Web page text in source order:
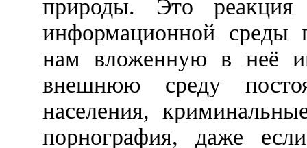
природы. Это
информационной среды
нам вложенную в неё
внешнюю среду
населения,
порнография, даже